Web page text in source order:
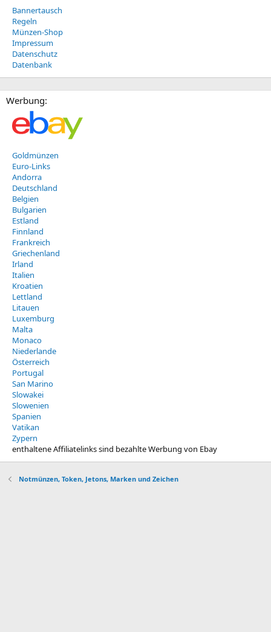
Bannertausch
Regeln
Münzen-Shop
Impressum
Datenschutz
Datenbank
Werbung:
Goldmünzen
Euro-Links
Andorra
Deutschland
Belgien
Bulgarien
Estland
Finnland
Frankreich
Griechenland
Irland
Italien
Kroatien
Lettland
Litauen
Luxemburg
Malta
Monaco
Niederlande
Österreich
Portugal
San Marino
Slowakei
Slowenien
Spanien
Vatikan
Zypern
enthaltene Affiliatelinks sind bezahlte Werbung von Ebay
Notmünzen, Token, Jetons, Marken und Zeichen